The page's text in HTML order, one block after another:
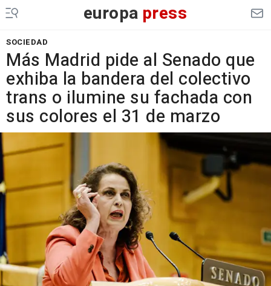
europa press
SOCIEDAD
Más Madrid pide al Senado que
exhiba la bandera del colectivo
trans o ilumine su fachada con
sus colores el 31 de marzo